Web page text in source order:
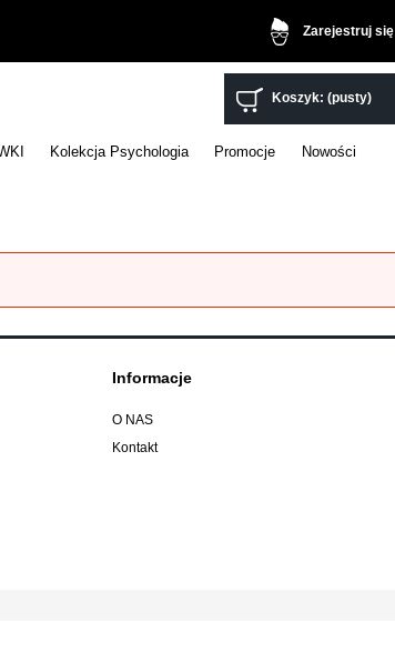
Zarejestruj się
Koszyk: (pusty)
Kolekcja Psychologia Promocje Nowości
Informacje
O NAS
Kontakt